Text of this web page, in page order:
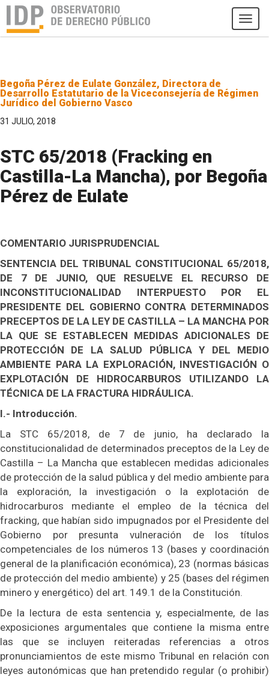
Begoña Pérez de Eulate González, Directora de
Desarrollo Estatutario de la Viceconsejería de Régimen
Jurídico del Gobierno Vasco
31 JULIO, 2018
STC 65/2018 (Fracking en
Castilla-La Mancha), por Begoña
Pérez de Eulate
COMENTARIO JURISPRUDENCIAL
SENTENCIA DEL TRIBUNAL CONSTITUCIONAL 65/2018,
DE 7 DE JUNIO, QUE RESUELVE EL RECURSO DE
INCONSTITUCIONALIDAD INTERPUESTO POR EL
PRESIDENTE DEL GOBIERNO CONTRA DETERMINADOS
PRECEPTOS DE LA LEY DE CASTILLA – LA MANCHA POR
LA QUE SE ESTABLECEN MEDIDAS ADICIONALES DE
PROTECCIÓN DE LA SALUD PÚBLICA Y DEL MEDIO
AMBIENTE PARA LA EXPLORACIÓN, INVESTIGACIÓN O
EXPLOTACIÓN DE HIDROCARBUROS UTILIZANDO LA
TÉCNICA DE LA FRACTURA HIDRÁULICA.
I.- Introducción.
La STC 65/2018, de 7 de junio, ha declarado la
constitucionalidad de determinados preceptos de la Ley de
Castilla – La Mancha que establecen medidas adicionales
de protección de la salud pública y del medio ambiente para
la exploración, la investigación o la explotación de
hidrocarburos mediante el empleo de la técnica del
fracking, que habían sido impugnados por el Presidente del
Gobierno por presunta vulneración de los títulos
competenciales de los números 13 (bases y coordinación
general de la planificación económica), 23 (normas básicas
de protección del medio ambiente) y 25 (bases del régimen
minero y energético) del art. 149.1 de la Constitución.
De la lectura de esta sentencia y, especialmente, de las
exposiciones argumentales que contiene la misma entre
las que se incluyen reiteradas referencias a otros
pronunciamientos de este mismo Tribunal en relación con
leyes autonómicas que han pretendido regular (o prohibir)